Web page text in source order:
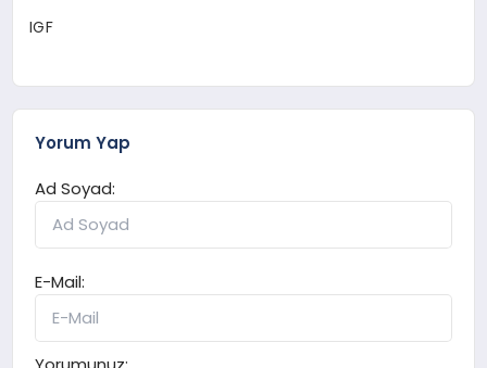
IGF
Yorum Yap
Ad Soyad:
E-Mail: